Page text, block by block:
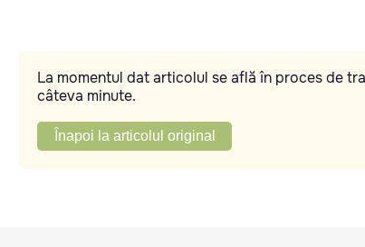
La momentul dat articolul se află în proces de
câteva minute.
Înapoi la articolul original